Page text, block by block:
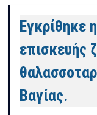
Εγκρίθηκε
επισκευής
Βαγίας.